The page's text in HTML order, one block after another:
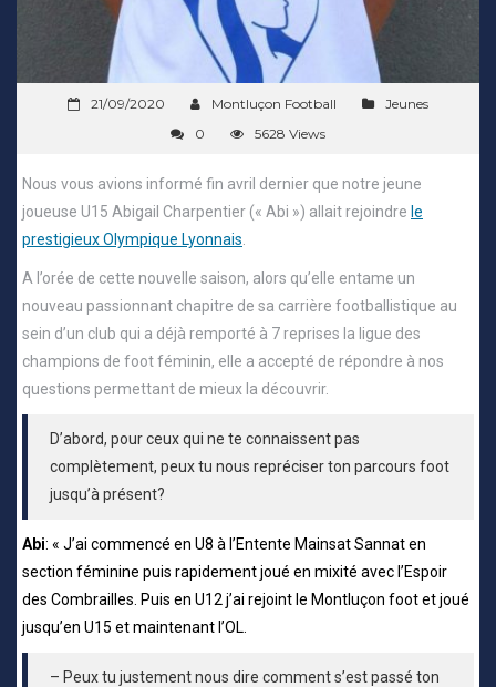
21/09/2020 Montluçon Football
Jeunes
0
5628 Views
Nous vous avions informé fin avril dernier que notre jeune
joueuse U15 Abigail Charpentier (« Abi ») allait rejoindre le
prestigieux Olympique Lyonnais
A l’orée de cette nouvelle saison, alors qu’elle entame un
nouveau passionnant chapitre de sa carrière footballistique au
sein d’un club qui a déjà remporté à 7 reprises la ligue des
champions de foot féminin, elle a accepté de répondre à nos
questions permettant de mieux la découvrir.
D’abord, pour ceux qui ne te connaissent pas
complètement, peux tu nous repréciser ton parcours foot
jusqu’à présent?
Abi: « J’ai commencé en U8 à l’Entente Mainsat Sannat en
section féminine puis rapidement joué en mixité avec l’Espoir
des Combrailles. Puis en U12 j’ai rejoint le Montluçon foot et joué
jusqu’en U15 et maintenant l’OL.
– Peux tu justement nous dire comment s’est passé ton